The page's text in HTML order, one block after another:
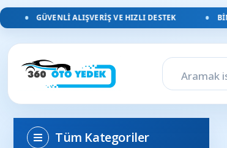
GÜVENLI ALIŞVERIŞ VE HIZLI DESTEK
Tüm Kategoriler